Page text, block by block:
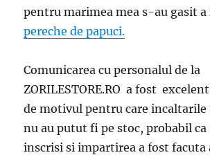
pentru marimea mea s-au gasit
pereche de papuci.
Comunicarea cu personalul de la
ZORILESTORE.RO a fost
de motivul pentru care incaltarile
nu au putut fi pe stoc, probabil
inscrisi si impartirea a fost facuta